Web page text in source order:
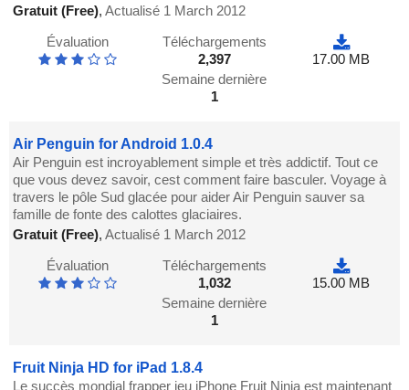
Gratuit (Free),Actualisé 1 March 2012
Évaluation
Téléchargements
2,397
Semaine dernière
1
17.00 MB
Air Penguin for Android 1.0.4
Air Penguin est incroyablement simple et très addictif. Tout ce
que vous devez savoir, cest comment faire basculer. Voyage à
travers le pôle Sud glacée pour aider Air Penguin sauver sa
famille de fonte des calottes glaciaires.
Gratuit (Free),Actualisé 1 March 2012
Évaluation
Téléchargements
1,032
Semaine dernière
1
15.00 MB
Fruit Ninja HD for iPad 1.8.4
Le succès mondial frapper jeu iPhone Fruit Ninja est maintenant